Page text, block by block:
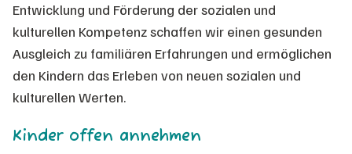
Entwicklung und Förderung der sozialen und
kulturellen Kompetenz schaffen wir einen gesunden
Ausgleich zu familiären Erfahrungen und ermöglichen
den Kindern das Erleben von neuen sozialen und
kulturellen Werten.
Kinder offen annehmen